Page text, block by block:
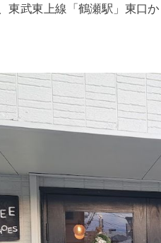
東武東上線「鶴瀬駅」東口